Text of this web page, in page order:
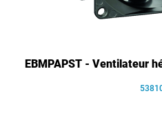
EBMPAPST - Ventilateur